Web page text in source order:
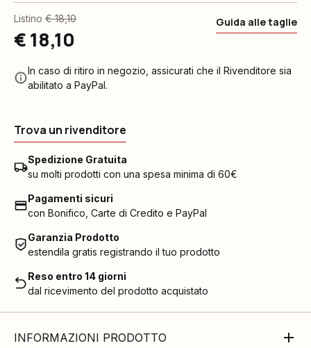
Listino € 18,10
€ 18,10
Guida alle taglie
In caso di ritiro in negozio, assicurati che il Rivenditore sia
abilitato a PayPal.
Trova un rivenditore
Spedizione Gratuita
su molti prodotti con una spesa minima di 60€
Pagamenti sicuri
con Bonifico, Carte di Credito e PayPal
Garanzia Prodotto
estendila gratis registrando il tuo prodotto
Reso entro 14 giorni
dal ricevimento del prodotto acquistato
INFORMAZIONI PRODOTTO